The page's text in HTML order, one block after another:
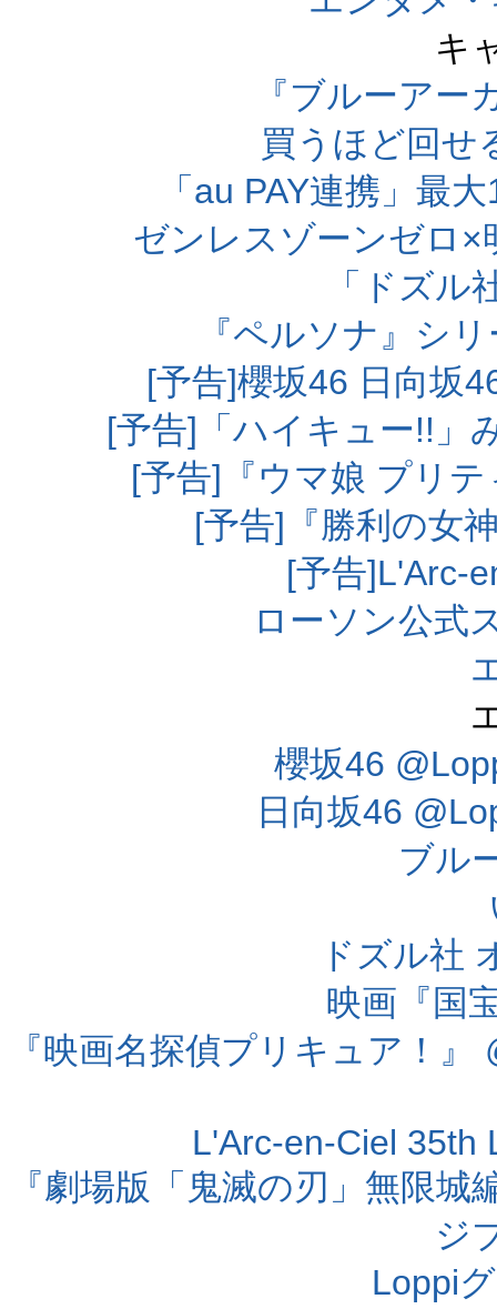
キ
『ブルーアー
買うほど回せ
「au PAY連携」最
ゼンレスゾーンゼロ
「ドズル
『ペルソナ』シ
[予告]櫻坂46 日向坂
[予告]「ハイキュー!!」
[予告]『ウマ娘 プリ
[予告]『勝利の女
[予告]L'Arc-
ローソン公式
櫻坂46
日向坂46
ブル
ドズル社
映画『国
『映画名探偵プリキュア！
L'Arc-en-Ciel 35th
『劇場版「鬼滅の刃」無限
ジ
Loppi